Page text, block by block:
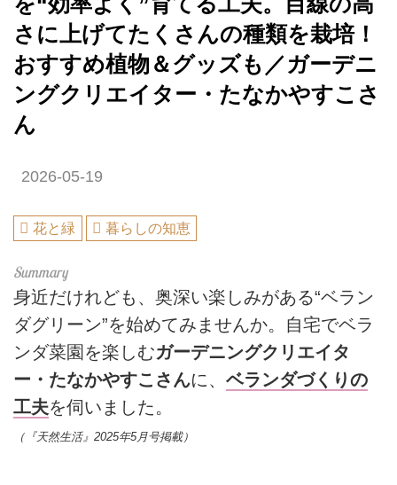
さに上げてたくさんの種類を栽培！
おすすめ植物＆グッズも／ガーデニ
ングクリエイター・たなかやすこさ
ん
2026-05-19
花と緑 暮らしの知恵
身近だけれども、奥深い楽しみがある“ベラン
ダグリーン”を始めてみませんか。自宅でベラ
ンダ菜園を楽しむガーデニングクリエイタ
ー・たなかやすこさんに、 ベランダづくりの
工夫を伺いました。
（『天然生活』2025年5月号掲載）